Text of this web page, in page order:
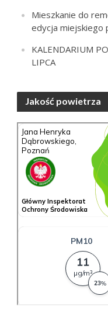
Mieszkanie do
edycja miejskiego
KALENDARIUM
LIPCA
Jakość powietrza